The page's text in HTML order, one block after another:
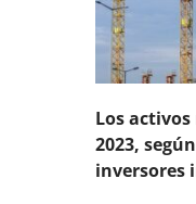
Los
2023,
inversores